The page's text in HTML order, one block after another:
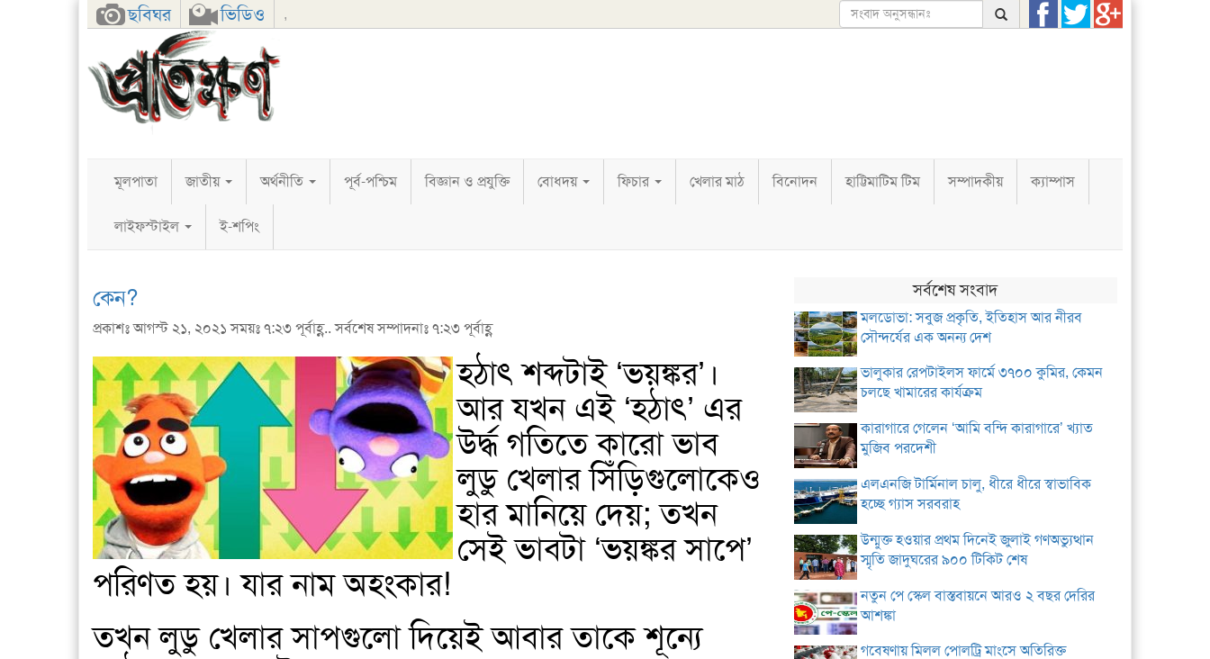
ছবিঘর ভিডিও ,
FacebookTwitterGoogle+
মূলপাতা জাতীয় অর্থনীতি পূর্ব-পশ্চিম বিজ্ঞান ও প্রযুক্তি বোধদয় ফিচার খেলার মাঠ বিনোদন হাট্টিমাটিম টিম সম্পাদকীয় ক্যাম্পাস
লাইফস্টাইল ই-শপিং
কেন?
প্রকাশঃ আগস্ট ২১, ২০২১ সময়ঃ ৭:২৩ পূর্বাহ্ণ.. সর্বশেষ সম্পাদনাঃ ৭:২৩ পূর্বাহ্ণ
হঠাৎ শব্দটাই ‘ভয়ঙ্কর’।
আর যখন এই ‘হঠাৎ’ এর
উর্দ্ধ গতিতে কারো ভাব
লুডু খেলার সিঁড়িগুলোকেও
হার মানিয়ে দেয়; তখন
সেই ভাবটা ‘ভয়ঙ্কর সাপে’
পরিণত হয়। যার নাম অহংকার!
তখন লুডু খেলার সাপগুলো দিয়েই আবার তাকে শূন্যে
সর্বশেষ সংবাদ
মলডোভা: সবুজ প্রকৃতি, ইতিহাস আর নীরব
সৌন্দর্যের এক অনন্য দেশ
ভালুকার রেপটাইলস ফার্মে ৩৭০০ কুমির, কেমন
চলছে খামারের কার্যক্রম
কারাগারে গেলেন ‘আমি বন্দি কারাগারে’ খ্যাত
মুজিব পরদেশী
এলএনজি টার্মিনাল চালু, ধীরে ধীরে স্বাভাবিক
হচ্ছে গ্যাস সরবরাহ
উন্মুক্ত হওয়ার প্রথম দিনেই জুলাই গণঅভ্যুত্থান
স্মৃতি জাদুঘরের ৯০০ টিকিট শেষ
নতুন পে স্কেল বাস্তবায়নে আরও ২ বছর দেরির
আশঙ্কা
গবেষণায় মিলল পোলট্রি মাংসে অতিরিক্ত